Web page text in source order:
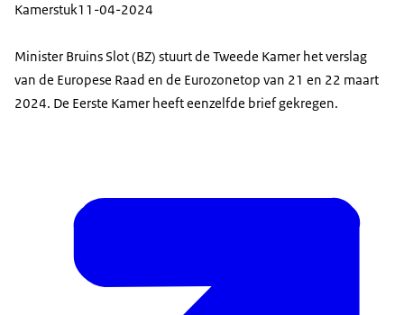
Kamerstuk11-04-2024
Minister Bruins Slot (BZ) stuurt de Tweede Kamer het verslag
van de Europese Raad en de Eurozonetop van 21 en 22 maart
2024. De Eerste Kamer heeft eenzelfde brief gekregen.